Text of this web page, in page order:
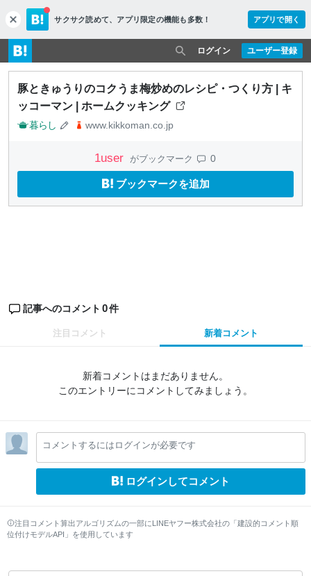
c
l
o
s
e
サクサク読めて、 アプリ限定の機能も多数！ アプリで開く
ユーザー登録
ログイン
豚ときゅうりのコクうま梅炒めのレシピ・つくり方 | キ
ッコーマン | ホームクッキング
暮らし www.kikkoman.co.jp
1user がブックマーク 0
ブックマークを追加
記事へのコメント 0件
注目コメント 新着コメント
新着コメントはまだありません。
このエントリーにコメントしてみましょう。
コメントするにはログインが必要です
ログインしてコメント
注目コメント算出アルゴリズムの一部にLINEヤフー株式会社の「建設的コメント順
位付けモデルAPI」を使用しています